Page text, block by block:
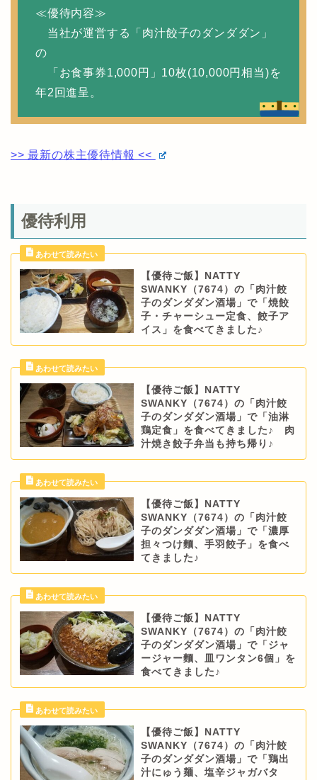
≪優待内容≫
当社が運営する「肉汁餃子のダンダダン」
の
「お食事券1,000円」10枚(10,000円相当)を
年2回進呈。
>> 最新の株主優待情報 <<
優待利用
【優待ご飯】NATTY
SWANKY（7674）の「肉汁餃
子のダンダダン酒場」で「焼餃
子・チャーシュー定食、餃子ア
イス」を食べてきました♪
【優待ご飯】NATTY
SWANKY（7674）の「肉汁餃
子のダンダダン酒場」で「油淋
鶏定食」を食べてきました♪ 肉
汁焼き餃子弁当も持ち帰り♪
【優待ご飯】NATTY
SWANKY（7674）の「肉汁餃
子のダンダダン酒場」で「濃厚
担々つけ麵、手羽餃子」を食べ
てきました♪
【優待ご飯】NATTY
SWANKY（7674）の「肉汁餃
子のダンダダン酒場」で「ジャ
ージャー麵、皿ワンタン6個」を
食べてきました♪
【優待ご飯】NATTY
SWANKY（7674）の「肉汁餃
子のダンダダン酒場」で「鶏出
汁にゅう麺、塩辛ジャガバタ